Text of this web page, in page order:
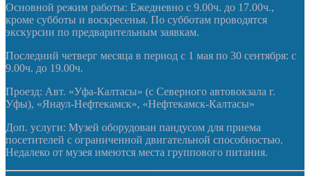
Основной режим работы: Ежедневно с 9.00ч. до 17.00ч.,
кроме субботы и воскресенья. По субботам проводятся
экскурсии по предварительным заявкам.
Последний четверг месяца в период с 1 мая по 30 сентября: с
9.00ч. до 19.00ч.
Проезд: Авт. «Уфа-Калтасы» (с Северного автовокзала г.
Уфы), «Янаул-Нефтекамск», «Нефтекамск-Калтасы»
Доп. услуги: Музей оборудован пандусом для приема
посетителей с ограниченной двигательной способностью.
Недалеко от музея имеются места группового питания.